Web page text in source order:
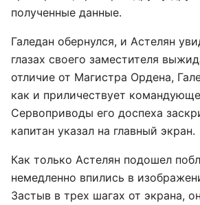
полученные данные.
Галедан обернулся, и Астелян
глазах своего заместителя
отличие от Магистра Ордена,
как и приличествует
Сервоприводы его доспеха
капитан указал на главный экран.
Как только Астелян подошел
немедленно впились в
Застыв в трех шагах от экрана,